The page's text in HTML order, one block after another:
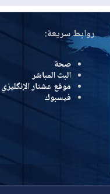
روابط سريعة:
صحة
البث المباشر
موقع عشتار الإنگليزي
فيسبوك